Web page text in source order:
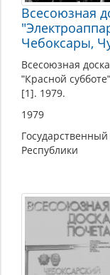
Всесоюзная
Чебоксары,
Всесоюзная
ʺКрасной
[1]. 1979.
1979
Республики